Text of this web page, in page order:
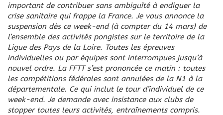
important de contribuer sans ambiguïté à endiguer la
crise sanitaire qui frappe la France. Je vous annonce la
suspension dès ce week-end (à compter du 14 mars) de
l’ensemble des activités pongistes sur le territoire de la
Ligue des Pays de la Loire. Toutes les épreuves
individuelles ou par équipes sont interrompues jusqu’à
nouvel ordre. La FFTT s’est prononcée ce matin : toutes
les compétitions fédérales sont annulées de la N1 à la
départementale. Ce qui inclut le tour d’individuel de ce
week-end. Je demande avec insistance aux clubs de
stopper toutes leurs activités, entraînements compris.